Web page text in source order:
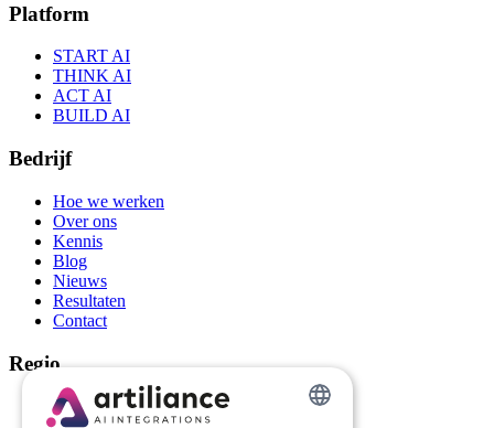
Platform
START AI
THINK AI
ACT AI
BUILD AI
Bedrijf
Hoe we werken
Over ons
Kennis
Blog
Nieuws
Resultaten
Contact
Regio
AI-automatisering Groningen